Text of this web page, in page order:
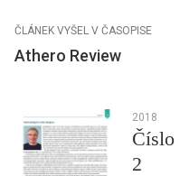
ČLÁNEK VYŠEL V ČASOPISE
Athero Review
2018
Číslo
2